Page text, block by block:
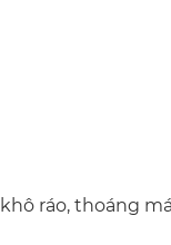
ráo, thoáng